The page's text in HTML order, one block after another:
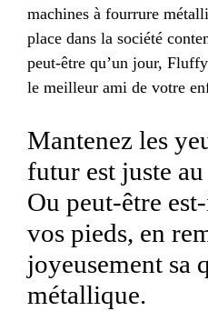
machines à fourrure
place dans la société
peut-être qu’un jour,
le meilleur ami de votre
Mantenez les
futur est juste
Ou peut-être
vos pieds, en
joyeusement sa
métallique.